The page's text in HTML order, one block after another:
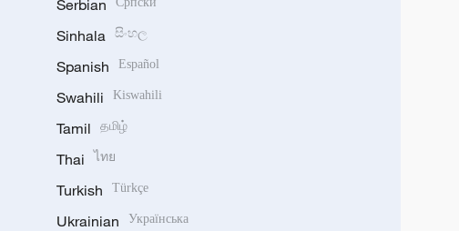
Serbian
Sinhala සිංහල
Spanish Español
Swahili Kiswahili
Tamil தமிழ்
Thai ไทย
Turkish Türkçe
Ukrainian Українська